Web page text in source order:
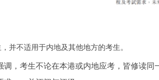
并不适用于内地及其他地方的考生。
考生不论在本港或内地应考，皆修读同